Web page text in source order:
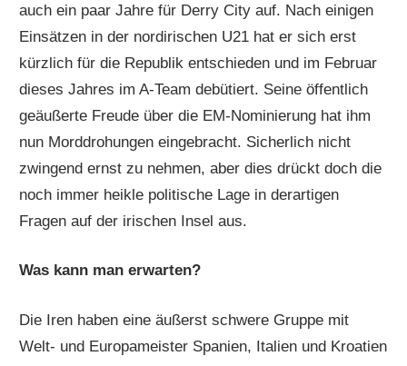
auch ein paar Jahre für Derry City auf. Nach einigen
Einsätzen in der nordirischen U21 hat er sich erst
kürzlich für die Republik entschieden und im Februar
dieses Jahres im A-Team debütiert. Seine öffentlich
geäußerte Freude über die EM-Nominierung hat ihm
nun Morddrohungen eingebracht. Sicherlich nicht
zwingend ernst zu nehmen, aber dies drückt doch die
noch immer heikle politische Lage in derartigen
Fragen auf der irischen Insel aus.
Was kann man erwarten?
Die Iren haben eine äußerst schwere Gruppe mit
Welt- und Europameister Spanien, Italien und Kroatien